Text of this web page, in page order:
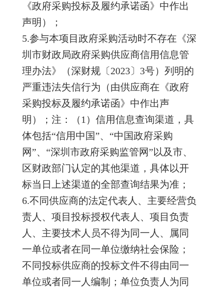
《政府采购投标及履约承诺函》中作出
声明）；
5.参与本项目政府采购活动时不存在《深
圳市财政局政府采购供应商信用信息管
理办法》（深财规〔2023〕3号）列明的
严重违法失信行为（由供应商在《政府
采购投标及履约承诺函》中作出声
明）；注：（1）信用信息查询渠道，具
体包括“信用中国”、“中国政府采购
网”、“深圳市政府采购监管网”以及市、
区财政部门认定的其他渠道，具体以开
标当日上述渠道的全部查询结果为准；
6.不同供应商的法定代表人、主要经营负
责人、项目投标授权代表人、项目负责
人、主要技术人员不得为同一人、属同
一单位或者在同一单位缴纳社会保险；
不同投标供应商的投标文件不得由同一
单位或者同一人编制；单位负责人为同